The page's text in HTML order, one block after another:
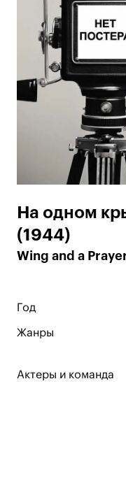
На одном
(1944)
Wing and a
Год
Жанры
Актеры и команда